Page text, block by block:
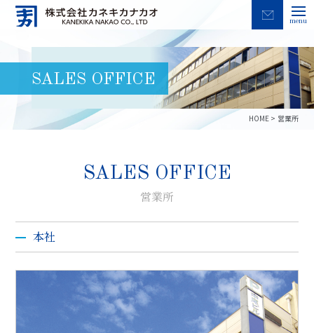
menu
SALES OFFICE
HOME 営業所
SALES OFFICE
営業所
本社